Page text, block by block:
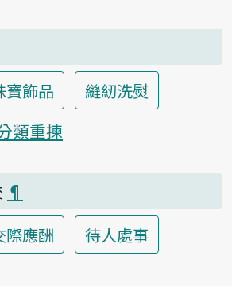
寶飾品
縫紉洗熨
類重揀
¶
際應酬
待人處事